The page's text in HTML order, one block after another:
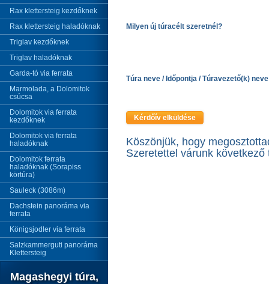
Rax klettersteig kezdőknek
Rax klettersteig haladóknak
Triglav kezdőknek
Triglav haladóknak
Garda-tó via ferrata
Marmolada, a Dolomitok
csúcsa
Dolomitok via ferrata
kezdőknek
Dolomitok via ferrata
haladóknak
Dolomitok ferrata
haladóknak (Sorapiss
körtúra)
Sauleck (3086m)
Dachstein panoráma via
ferrata
Königsjodler via ferrata
Salzkammerguti panoráma
Klettersteig
Magashegyi túra,
Milyen új túracélt szeretnél?
Túra neve / Időpontja / Túravezető(k) neve
Kérdőív elküldése
Köszönjük, hogy
Szeretettel várunk következő